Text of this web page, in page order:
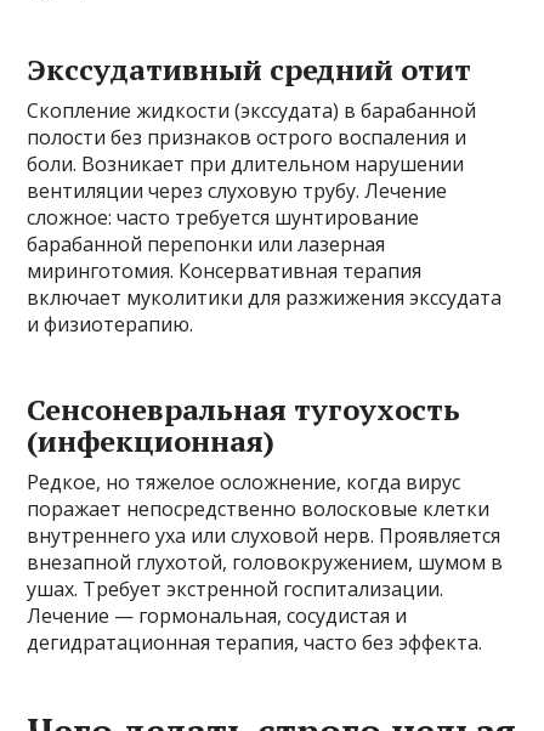
Экссудативный средний отит
Скопление жидкости (экссудата) в барабанной
полости без признаков острого воспаления и
боли. Возникает при длительном нарушении
вентиляции через слуховую трубу. Лечение
сложное: часто требуется шунтирование
барабанной перепонки или лазерная
миринготомия. Консервативная терапия
включает муколитики для разжижения экссудата
и физиотерапию.
Сенсоневральная тугоухость
(инфекционная)
Редкое, но тяжелое осложнение, когда вирус
поражает непосредственно волосковые клетки
внутреннего уха или слуховой нерв. Проявляется
внезапной глухотой, головокружением, шумом в
ушах. Требует экстренной госпитализации.
Лечение — гормональная, сосудистая и
дегидратационная терапия, часто без эффекта.